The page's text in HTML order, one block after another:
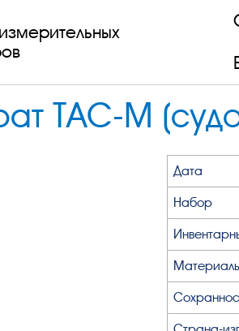
ТАС-М
Дата
Набор